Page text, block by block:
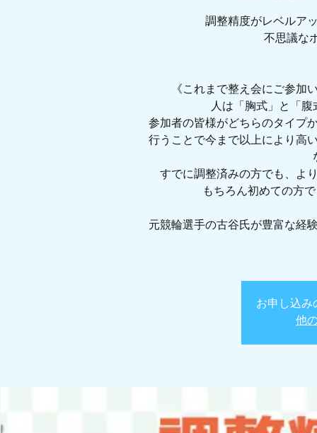
調整精度がレベルア
不思議な
《これまで整え会にご参加
人は「胸式」と「
参加者の皆様がどちらのタイプ
行うことで今まで以上により高
すでに調整済みの方でも、よ
もちろん初めての方
元競輪選手の古谷氏が豊富な経
お申し込み
他